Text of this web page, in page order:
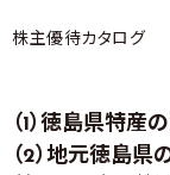
株主優待カタログ
（1）徳島県特産
（2）地元徳島